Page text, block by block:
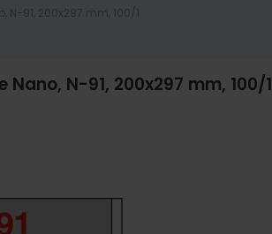
N-91, 200x297 mm, 100/1